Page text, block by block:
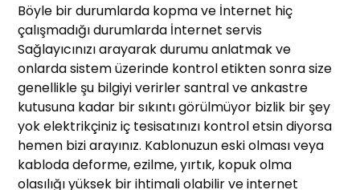
Böyle bir durumlarda kopma ve İnternet hiç
çalışmadığı durumlarda İnternet servis
Sağlayıcınızı arayarak durumu anlatmak ve
onlarda sistem üzerinde kontrol etikten sonra size
genellikle şu bilgiyi verirler santral ve ankastre
kutusuna kadar bir sıkıntı görülmüyor bizlik bir şey
yok elektrikçiniz iç tesisatınızı kontrol etsin diyorsa
hemen bizi arayınız. Kablonuzun eski olması veya
kabloda deforme, ezilme, yırtık, kopuk olma
olasılığı yüksek bir ihtimali olabilir ve internet